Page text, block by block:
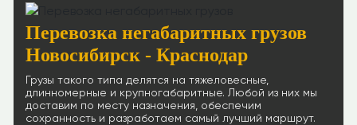
Перевозка негабаритных грузов
Новосибирск - Краснодар
Грузы такого типа делятся на тяжеловесные,
длинномерные и крупногабаритные. Любой из них мы
доставим по месту назначения, обеспечим
сохранность и разработаем самый лучший маршрут.